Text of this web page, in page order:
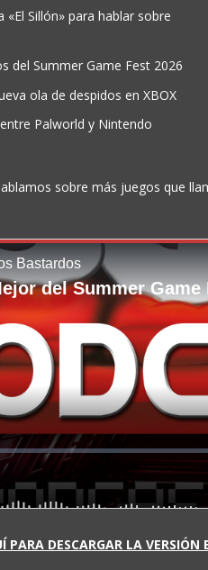
Sillón» para hablar sobre
del Summer Game Fest 2026
ola de despidos en XBOX
Palworld y Nintendo
sobre más juegos que
PARA DESCARGAR LA VERSIÓN